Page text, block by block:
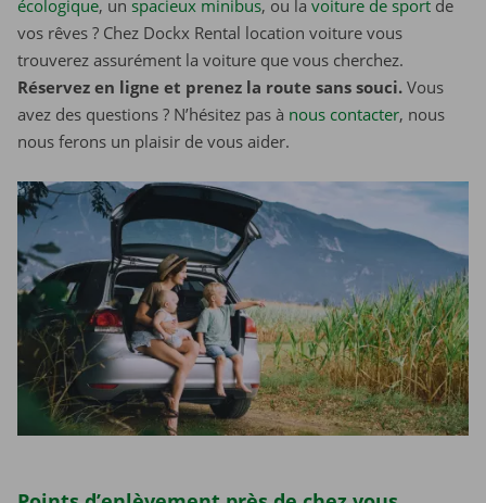
écologique, un spacieux minibus, ou la voiture de sport de
vos rêves ? Chez Dockx Rental location voiture vous
trouverez assurément la voiture que vous cherchez.
Réservez en ligne et prenez la route sans souci. Vous
avez des questions ? N’hésitez pas à nous contacter, nous
nous ferons un plaisir de vous aider.